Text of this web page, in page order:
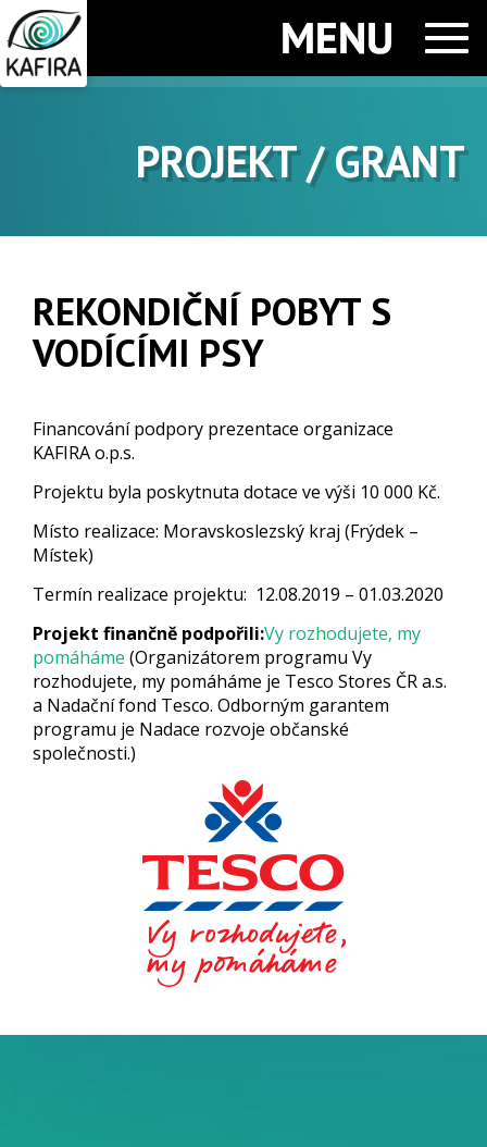
PROJEKT / GRANT
REKONDIČNÍ POBYT S
VODÍCÍMI PSY
Financování podpory prezentace organizace
KAFIRA o.p.s.
Projektu byla poskytnuta dotace ve výši 10 000 Kč.
Místo realizace: Moravskoslezský kraj (Frýdek –
Místek)
Termín realizace projektu: 12.08.2019 – 01.03.2020
Projekt finančně podpořili:Vy rozhodujete, my
pomáháme (Organizátorem programu Vy
rozhodujete, my pomáháme je Tesco Stores ČR a.s.
a Nadační fond Tesco. Odborným garantem
programu je Nadace rozvoje občanské
společnosti.)